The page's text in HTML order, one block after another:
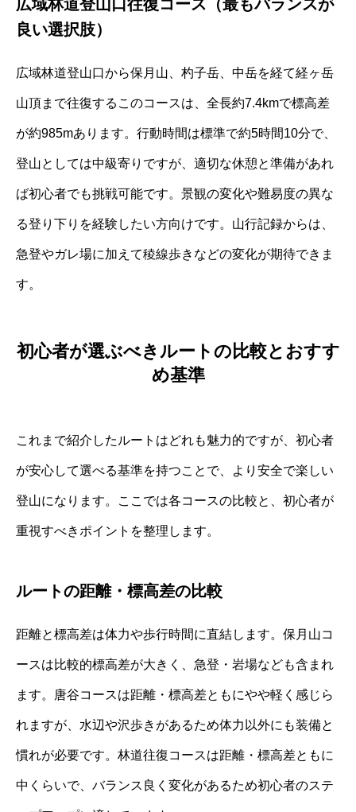
広域林道登山口往復コース（最もバランスが
良い選択肢）
広域林道登山口から保月山、杓子岳、中岳を経て経ヶ岳
山頂まで往復するこのコースは、全長約7.4kmで標高差
が約985mあります。行動時間は標準で約5時間10分で、
登山としては中級寄りですが、適切な休憩と準備があれ
ば初心者でも挑戦可能です。景観の変化や難易度の異な
る登り下りを経験したい方向けです。山行記録からは、
急登やガレ場に加えて稜線歩きなどの変化が期待できま
す。
初心者が選ぶべきルートの比較とおすす
め基準
これまで紹介したルートはどれも魅力的ですが、初心者
が安心して選べる基準を持つことで、より安全で楽しい
登山になります。ここでは各コースの比較と、初心者が
重視すべきポイントを整理します。
ルートの距離・標高差の比較
距離と標高差は体力や歩行時間に直結します。保月山コ
ースは比較的標高差が大きく、急登・岩場なども含まれ
ます。唐谷コースは距離・標高差ともにやや軽く感じら
れますが、水辺や沢歩きがあるため体力以外にも装備と
慣れが必要です。林道往復コースは距離・標高差ともに
中くらいで、バランス良く変化があるため初心者のステ